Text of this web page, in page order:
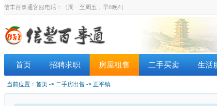
信丰百事通客服电话： （周一至周五，早8晚4）
首页 招聘求职 房屋租售 二手买卖 生活
当前位置： 首页 -> 二手房出售 -> 正平镇